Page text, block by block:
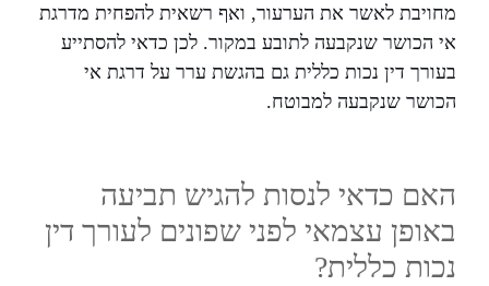
מחויבת לאשר את הערעור, ואף רשאית להפחית מדרגת
אי הכושר שנקבעה לתובע במקור. לכן כדאי להסתייע
בעורך דין נכות כללית גם בהגשת ערר על דרגת אי
הכושר שנקבעה למבוטח.
האם כדאי לנסות להגיש תביעה
באופן עצמאי לפני שפונים לעורך דין
נכות כללית?